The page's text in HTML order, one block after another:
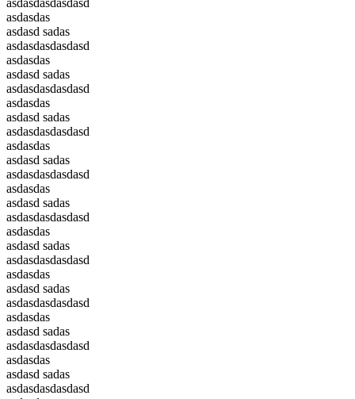
asdasdasdasdasd
asdasdas
asdasd sadas
asdasdasdasdasd
asdasdas
asdasd sadas
asdasdasdasdasd
asdasdas
asdasd sadas
asdasdasdasdasd
asdasdas
asdasd sadas
asdasdasdasdasd
asdasdas
asdasd sadas
asdasdasdasdasd
asdasdas
asdasd sadas
asdasdasdasdasd
asdasdas
asdasd sadas
asdasdasdasdasd
asdasdas
asdasd sadas
asdasdasdasdasd
asdasdas
asdasd sadas
asdasdasdasdasd